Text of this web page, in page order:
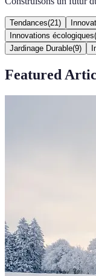
Tendances(21 )
Innovations écologiques(
Jardinage Durable(9)
Featured